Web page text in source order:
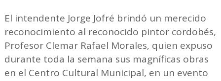
El intendente Jorge Jofré brindó un merecido
reconocimiento al reconocido pintor cordobés,
Profesor Clemar Rafael Morales, quien expuso
durante toda la semana sus magníficas obras
en el Centro Cultural Municipal, en un evento